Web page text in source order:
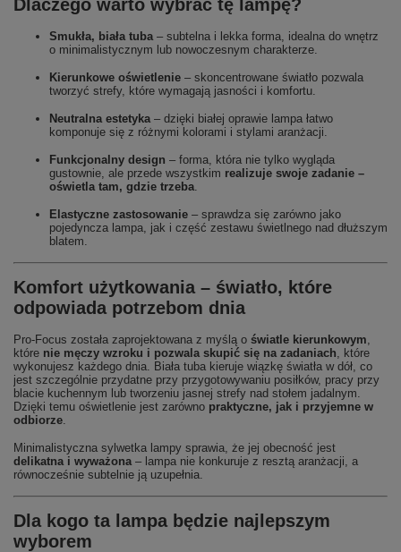
Dlaczego warto wybrać tę lampę?
Smukła, biała tuba– subtelna i lekka forma, idealna do wnętrz
o minimalistycznym lub nowoczesnym charakterze.
Kierunkowe oświetlenie – skoncentrowane światło pozwala
tworzyć strefy, które wymagają jasności i komfortu.
Neutralna estetyka– dzięki białej oprawie lampa łatwo
komponuje się z różnymi kolorami i stylami aranżacji.
Funkcjonalny design – forma, która nie tylko wygląda
gustownie, ale przede wszystkim realizuje swoje zadanie –
oświetla tam, gdzie trzeba.
Elastyczne zastosowanie – sprawdza się zarówno jako
pojedyncza lampa, jak i część zestawu świetlnego nad dłuższym
blatem.
Komfort użytkowania – światło, które
odpowiada potrzebom dnia
Pro-Focus została zaprojektowana z myślą o światle kierunkowym,
które nie męczy wzroku i pozwala skupić się na zadaniach, które
wykonujesz każdego dnia. Biała tuba kieruje wiązkę światła w dół, co
jest szczególnie przydatne przy przygotowywaniu posiłków, pracy przy
blacie kuchennym lub tworzeniu jasnej strefy nad stołem jadalnym.
Dzięki temu oświetlenie jest zarówno praktyczne, jak i przyjemne w
odbiorze.
Minimalistyczna sylwetka lampy sprawia, że jej obecność jest
delikatna i wyważona– lampa nie konkuruje z resztą aranżacji, a
równocześnie subtelnie ją uzupełnia.
Dla kogo ta lampa będzie najlepszym
wyborem